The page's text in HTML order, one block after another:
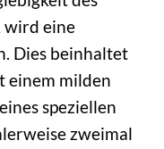
wird eine
Dies beinhaltet
einem milden
speziellen
zweimal